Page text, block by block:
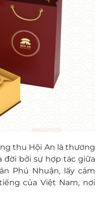
thu Hội An là thương
bởi sự hợp tác giữa
Phú Nhuận, lấy cảm
của Việt Nam, nơi